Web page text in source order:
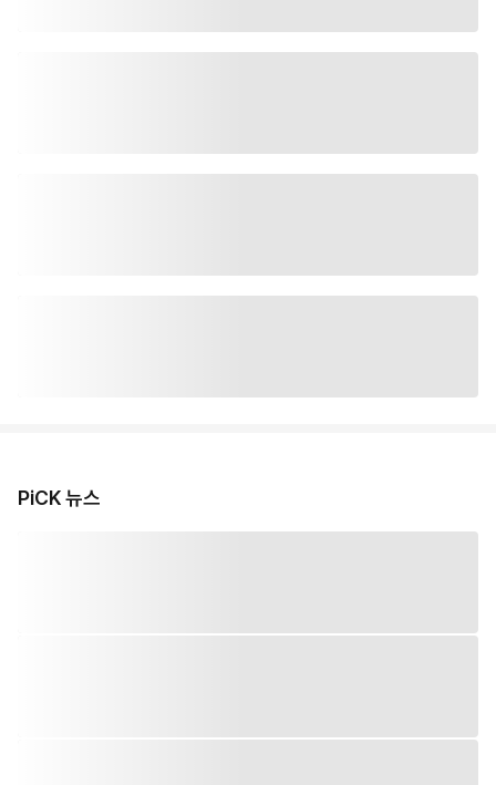
PiCK 뉴스